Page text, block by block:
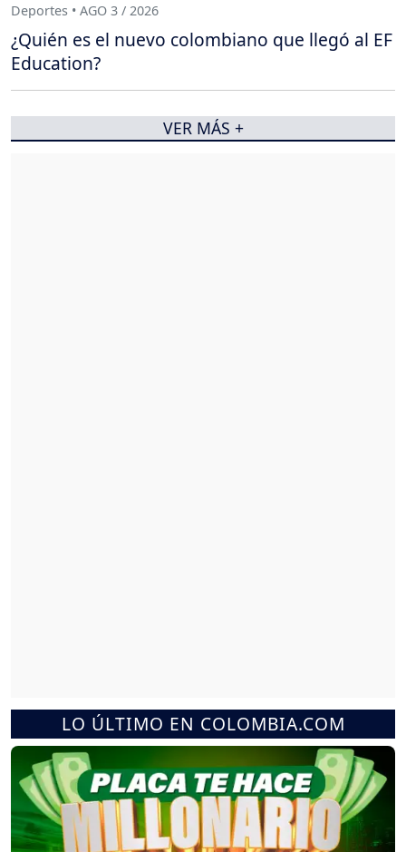
LO ÚLTIMO EN COLOMBIA.COM
Deportes • AGO 3 / 2026
¿Quién es el nuevo colombiano que llegó al EF
Education?
VER MÁS +